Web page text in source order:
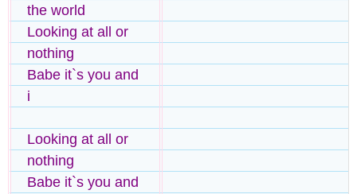
the world
Looking at all or
nothing
Babe it`s you and
i
Looking at all or
nothing
Babe it`s you and